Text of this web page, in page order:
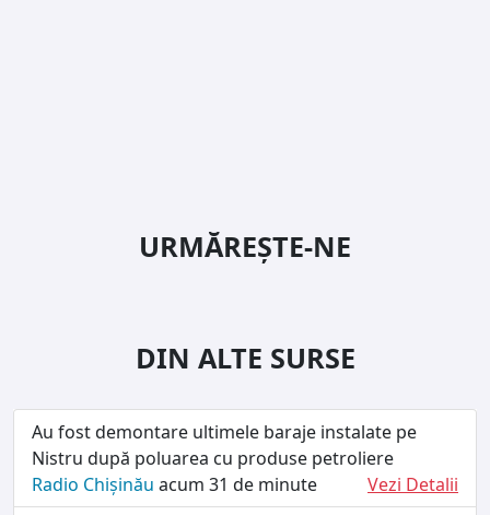
URMĂREȘTE-NE
DIN ALTE SURSE
Au fost demontare ultimele baraje instalate pe
Nistru după poluarea cu produse petroliere
Radio Chișinău acum 31 de minute
Vezi Detalii